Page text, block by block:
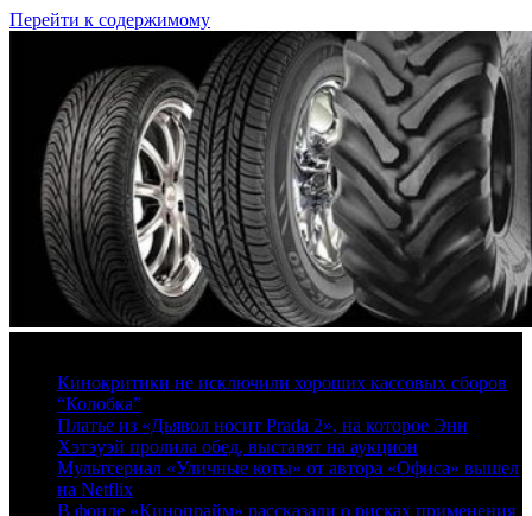
Перейти к содержимому
Кинокритики не исключили хороших кассовых сборов
“Колобка”
Платье из «Дьявол носит Prada 2», на которое Энн
Хэтэуэй пролила обед, выставят на аукцион
Мультсериал «Уличные коты» от автора «Офиса» вышел
на Netflix
В фонде «Кинопрайм» рассказали о рисках применения